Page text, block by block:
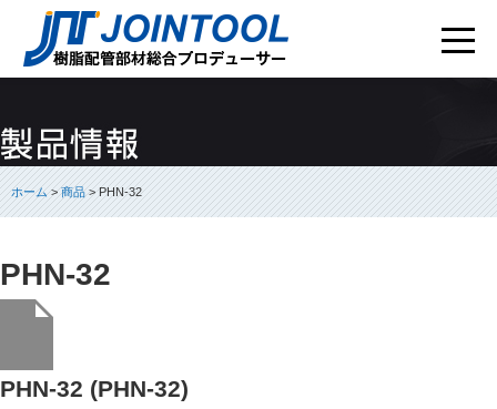
ホーム>商品> PHN-32
PHN-32
PHN-32 (PHN-32)